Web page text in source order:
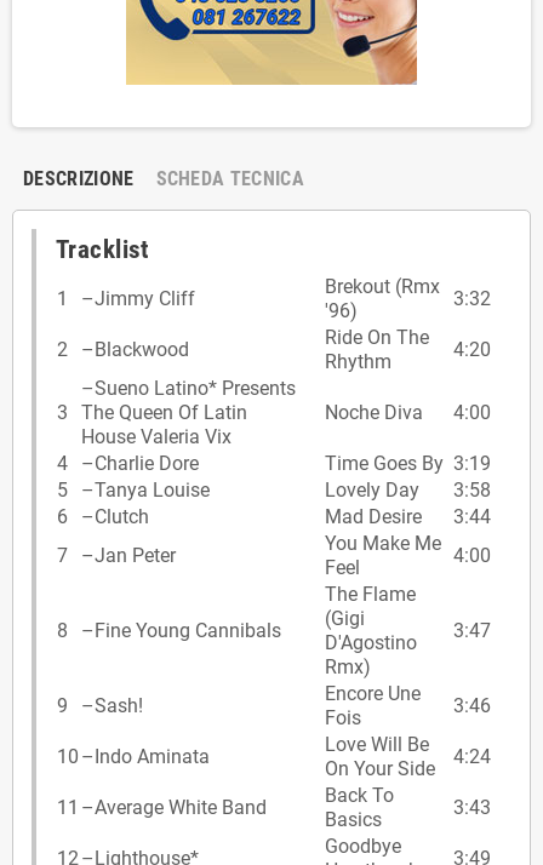
DESCRIZIONE SCHEDA TECNICA
Tracklist
1 –Jimmy Cliff
Brekout (Rmx
'96)
3:32
2 – Blackwood
Ride On The
Rhythm
4:20
3
–Sueno Latino* Presents
The Queen Of Latin
House Valeria Vix
Noche Diva 4:00
4 –Charlie Dore Time Goes By 3:19
5
–Tanya Louise Lovely Day
3:58
6
–Clutch Mad Desire
3:44
7
–Jan Peter
You Make Me
Feel
4:00
8 – Fine Young Cannibals
The Flame
(Gigi
D'Agostino
Rmx)
3:47
9 –Sash!
Encore Une
Fois
3:46
10 – Indo Aminata
Love Will Be
On Your Side
4:24
11 –Average White Band
Back To
Basics
3:43
12– Lighthouse*
Goodbye
3:49